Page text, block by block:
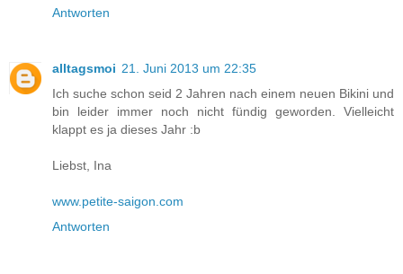
Antworten
alltagsmoi 21. Juni 2013 um 22:35
Ich suche schon seid 2 Jahren nach einem neuen Bikini und
bin leider immer noch nicht fündig geworden. Vielleicht
klappt es ja dieses Jahr :b
Liebst, Ina
www.petite-saigon.com
Antworten